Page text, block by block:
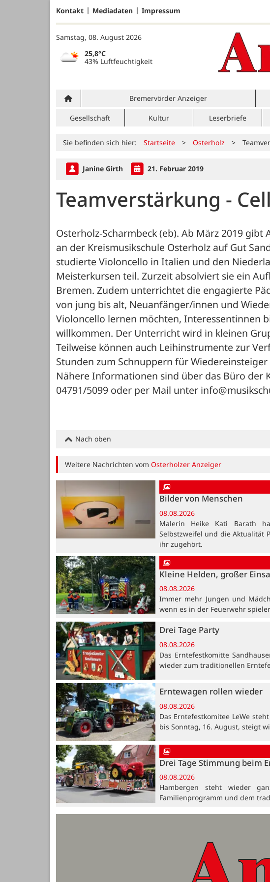
Kontakt Mediadaten Impressum
Samstag, 08. August 2026
25,8°C
43% Luftfeuchtigkeit
Bremervörder Anzeiger
Gesellschaft Kultur Leserbriefe
Sie befinden sich hier: Startseite > Osterholz >
Janine Girth 21. Februar 2019
Teamverstärkung -
Osterholz-Scharmbeck (eb). Ab März 2019
an der Kreismusikschule Osterholz auf Gut
studierte Violoncello in Italien und den
Meisterkursen teil. Zurzeit absolviert sie ein
Bremen. Zudem unterrichtet die engagierte
von jung bis alt, Neuanfänger/innen und
Violoncello lernen möchten, Interessentinnen
willkommen. Der Unterricht wird in kleinen
Teilweise können auch Leihinstrumente zur
Stunden zum Schnuppern für
Nähere Informationen sind über das Büro der
04791/5099 oder per Mail unter
Nach oben
Weitere Nachrichten vomOsterholzer Anzeiger
Bilder von Menschen
08.08.2026
Malerin Heike Kati Barath
Selbstzweifel und die Aktualität
ihr zugehört.
Kleine Helden, großer
08.08.2026
Immer mehr Jungen und
wenn es in der Feuerwehr
Drei Tage Party
08.08.2026
Das Erntefestkomitte
wieder zum traditionellen
Erntewagen rollen wieder
08.08.2026
Das Erntefestkomitee LeWe
bis Sonntag, 16. August, steigt
Drei Tage Stimmung beim
08.08.2026
Hambergen steht wieder
Familienprogramm und dem